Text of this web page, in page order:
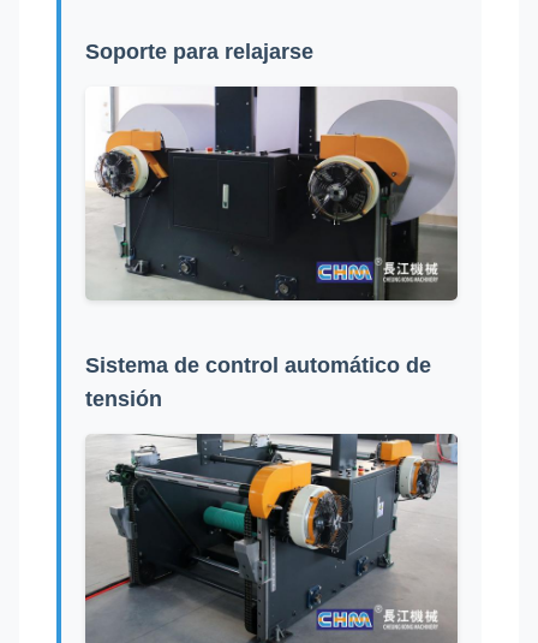
Soporte para relajarse
Sistema de control automático de
tensión